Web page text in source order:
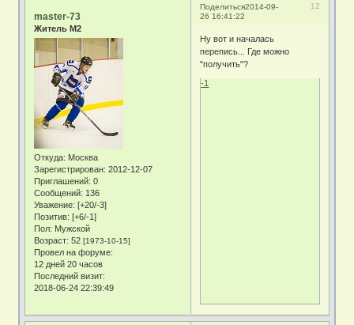
Поделиться 12
2014-09-
26 16:41:22
master-73
Житель М2
Откуда: Москва
Зарегистрирован: 2012-12-07
Приглашений: 0
Сообщений: 136
Уважение: [+20/-3]
Позитив: [+6/-1]
Пол: Мужской
Возраст: 52[1973-10-15]
Провел на форуме:
12 дней 20 часов
Последний визит:
2018-06-24 22:39:49
Ну вот и началась
перепись... Где можно
"получить"?
-1